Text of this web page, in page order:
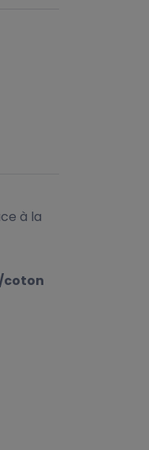
à la
coton